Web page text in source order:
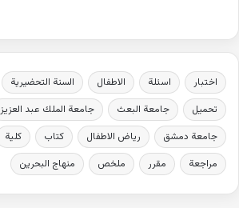
اختبار اسئلة الاطفال السنة التحضيرية
تحميل
جامعة البعث جامعة الملك عبد العزيز
جامعة دمشق
رياض الاطفال كتاب كلية
مراجعة
مقرر ملخص منهاج البحرين